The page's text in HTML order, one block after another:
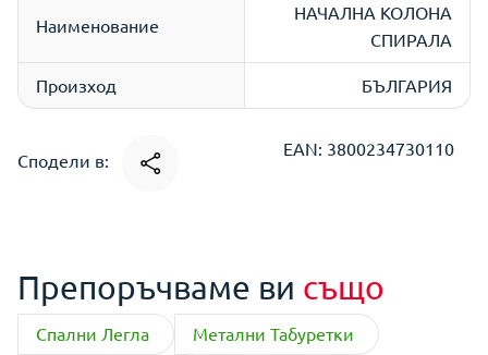
Наименование
НАЧАЛНА КОЛОНА
СПИРАЛА
Произход БЪЛГАРИЯ
Сподели в:
EAN: 3800234730110
Препоръчваме ви също
Спални Легла
Метални Табуретки